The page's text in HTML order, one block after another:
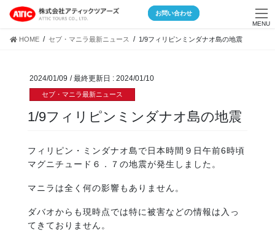
Skip
content
Skip
Navigation
お問い合わせ
HOME セブ・マニラ最新ニュース 1/9フィリピンミンダナオ島の地震
2024/01/09 / 最終更新日 : 2024/01/10
セブ・マニラ最新ニュース
1/9フィリピンミンダナオ島の地震
フィリピン・ミンダナオ島で日本時間９日午前6時頃
マグニチュード６．７の地震が発生しました。
マニラは全く何の影響もありません。
ダバオからも現時点では特に被害などの情報は入っ
てきておりません。
MENU